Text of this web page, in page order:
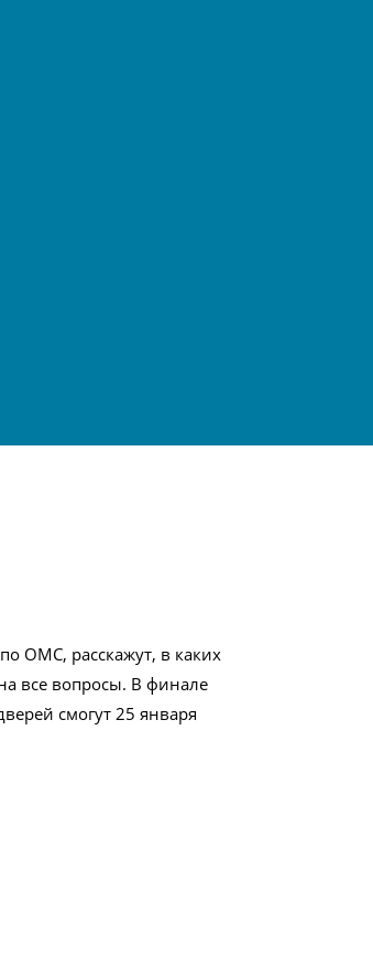
ОМС, расскажут, в каких
все вопросы. В финале
смогут 25 января